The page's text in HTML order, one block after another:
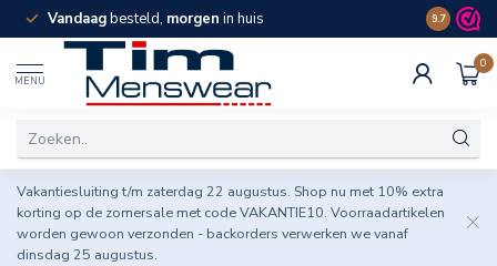
Vandaagbesteld, morgen in huis Spaar
9.7
MENU
0
Vakantiesluiting t/m zaterdag 22 augustus. Shop nu met 10% extra
korting op de zomersale met code VAKANTIE10. Voorraadartikelen
worden gewoon verzonden - backorders verwerken we vanaf
dinsdag 25 augustus.